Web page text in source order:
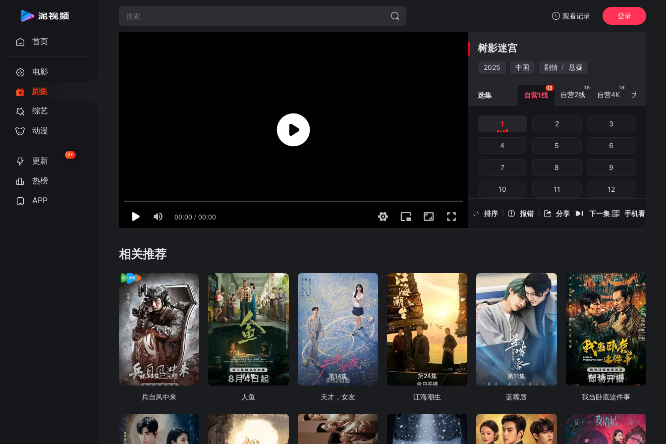
观看记录
我的观影记录
1
树影迷宫
登录
首页
电影
剧集
综艺
动漫
更新
36
热榜
APP
树影迷宫
2025 中国 剧情 / 悬疑
排序 报错 分享 下一集 手机看
选集 自营1线
18
自营2线
18
自营4K
18
大陆0线
1 2 3
4 5 6
7 8 9
10 11 12
14 15
相关推荐
第36集已完结
兵自风中来
第8集
人鱼
第14集
天才，女友
第24集
江海潮生
第11集
蓝嘴唇
第23集已完结
我当卧底这件事